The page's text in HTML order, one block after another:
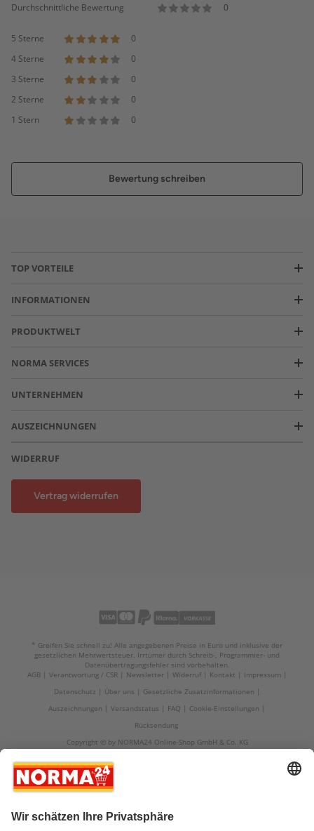
Durchschnittliche Bewertung 0
5 Sterne
0
4 Sterne
0
3 Sterne
0
2 Sterne
0
1 Stern
0
Bewertung schreiben
TOP VORTEILE
INFORMATIONEN
PRODUKTWELT
NORMA SERVICES
UNTERNEHMEN
AUSZEICHNUNGEN
WIDERRUF
Vertrag widerrufen
* Greifen Sie schnell zu! Alle angegebenen Preise in Euro und inklusive der
gesetzlichen Mehrwertsteuer. Irrtümer durch Schreib-, Programmier- und
Datenübertragungsfehler sind vorbehalten.
AGB
Verantwortung / CSR Newsletter Widerruf Kontakt
Impressum
Datenschutz
Über uns
Gesetzliche Zusatzinformationen
Auszeichnungen
Versandstatus FAQ
Cookie-Einstellungen
Rücksendung
Copyright © by NORMA24 Online-Shop GmbH & Co. KG